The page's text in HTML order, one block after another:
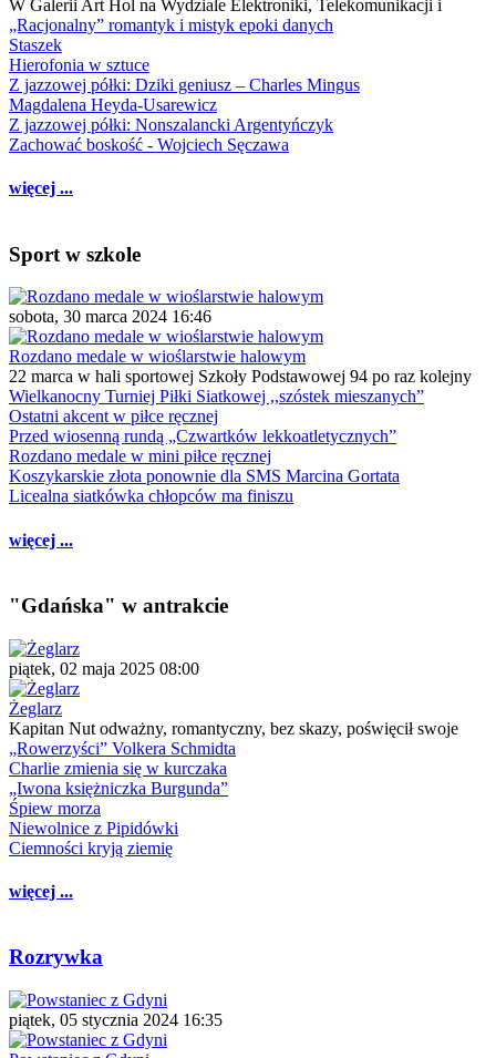
W Galerii Art Hol na Wydziale Elektroniki, Telekomunikacji i
„Racjonalny” romantyk i mistyk epoki danych
Staszek
Hierofonia w sztuce
Z jazzowej półki: Dziki geniusz – Charles Mingus
Magdalena Heyda-Usarewicz
Z jazzowej półki: Nonszalancki Argentyńczyk
Zachować boskość - Wojciech Sęczawa
więcej ...
Sport w szkole
sobota, 30 marca 2024 16:46
Rozdano medale w wioślarstwie halowym
22 marca w hali sportowej Szkoły Podstawowej 94 po raz kolejny
Wielkanocny Turniej Piłki Siatkowej ,,szóstek mieszanych”
Ostatni akcent w piłce ręcznej
Przed wiosenną rundą „Czwartków lekkoatletycznych”
Rozdano medale w mini piłce ręcznej
Koszykarskie złota ponownie dla SMS Marcina Gortata
Licealna siatkówka chłopców ma finiszu
więcej ...
"Gdańska" w antrakcie
piątek, 02 maja 2025 08:00
Żeglarz
Kapitan Nut odważny, romantyczny, bez skazy, poświęcił swoje
„Rowerzyści” Volkera Schmidta
Charlie zmienia się w kurczaka
„Iwona księżniczka Burgunda”
Śpiew morza
Niewolnice z Pipidówki
Ciemności kryją ziemię
więcej ...
Rozrywka
piątek, 05 stycznia 2024 16:35